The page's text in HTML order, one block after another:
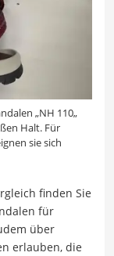
„NH 110„
Halt. Für
sie sich
finden Sie
für
über
erlauben, die